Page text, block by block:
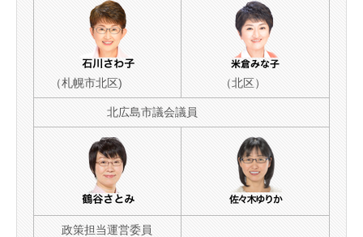
（札幌市北区) （北区）
北広島市議会議員
政策担当運営委員